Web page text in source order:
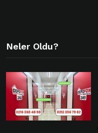
Neler Oldu?